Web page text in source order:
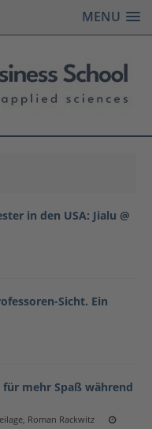
MENU
in den USA: Jialu @
Sicht. Ein
mehr Spaß während
Roman Rackwitz